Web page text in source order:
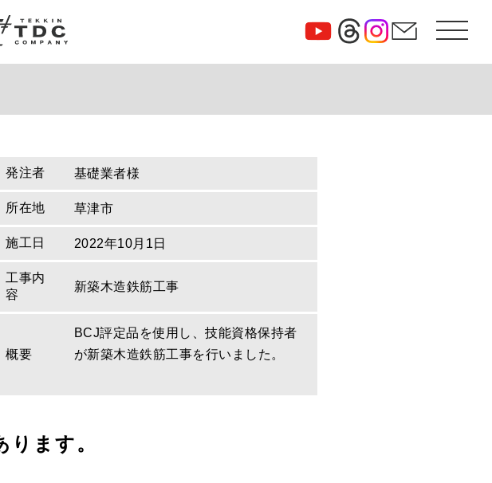
発注者 基礎業者様
所在地 草津市
施工日 2022年10月1日
工事内
容
新築木造鉄筋工事
概要
BCJ評定品を使用し、技能資格保持者
が新築木造鉄筋工事を行いました。
ます。